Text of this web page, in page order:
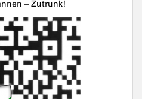
– Zutrunk!